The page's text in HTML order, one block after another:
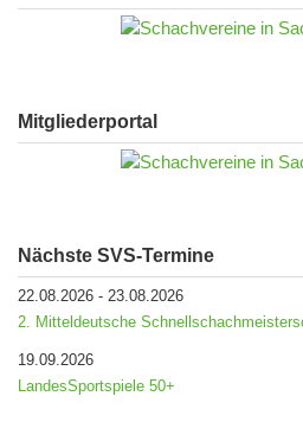
Mitgliederportal
Nächste SVS-Termine
22.08.2026 - 23.08.2026
2. Mitteldeutsche
19.09.2026
LandesSportspiele 50+